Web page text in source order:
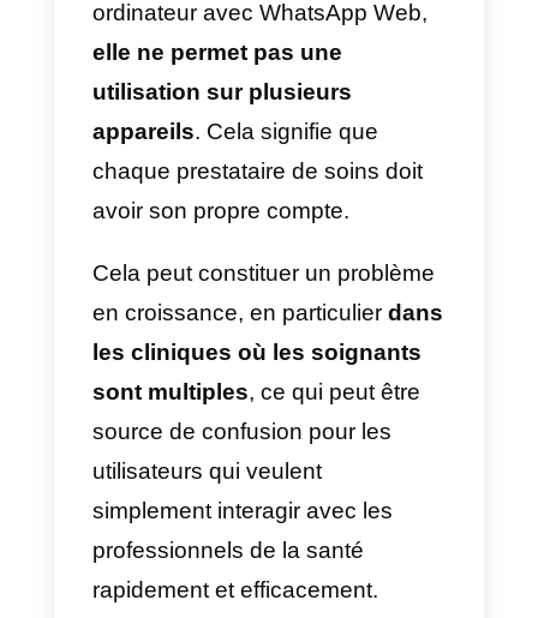
activités
: il est possible de
notifier des mises à jour de vos
horaires, des changements de
réservation ou des informations
anti contagion par un simple
message.
Ceci sont seulement quelques
exemples des activités qui
peuvent être réalisées grâce à
l’application de messagerie
désormais omniprésente, en
tenant compte de toutes les